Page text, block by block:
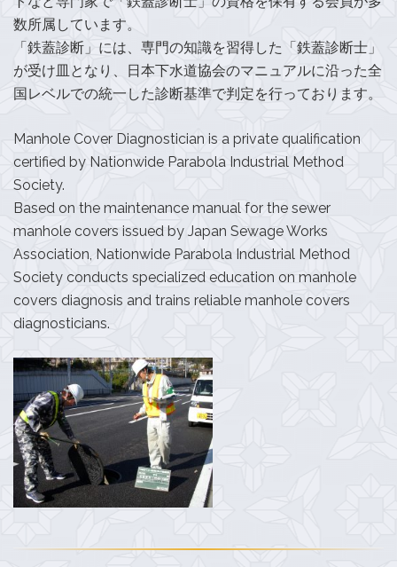
数所属しています。
「鉄蓋診断」には、専門の知識を習得した「鉄蓋診断士」
が受け皿となり、日本下水道協会のマニュアルに沿った全
国レベルでの統一した診断基準で判定を行っております。
Manhole Cover Diagnostician is a private qualification
certified by Nationwide Parabola Industrial Method
Society.
Based on the maintenance manual for the sewer
manhole covers issued by Japan Sewage Works
Association, Nationwide Parabola Industrial Method
Society conducts specialized education on manhole
covers diagnosis and trains reliable manhole covers
diagnosticians.